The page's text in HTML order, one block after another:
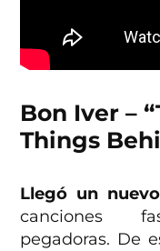
Bon Iver –
Things
Llegó un
canciones
pegadoras. De